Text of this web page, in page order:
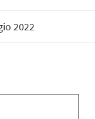
2022